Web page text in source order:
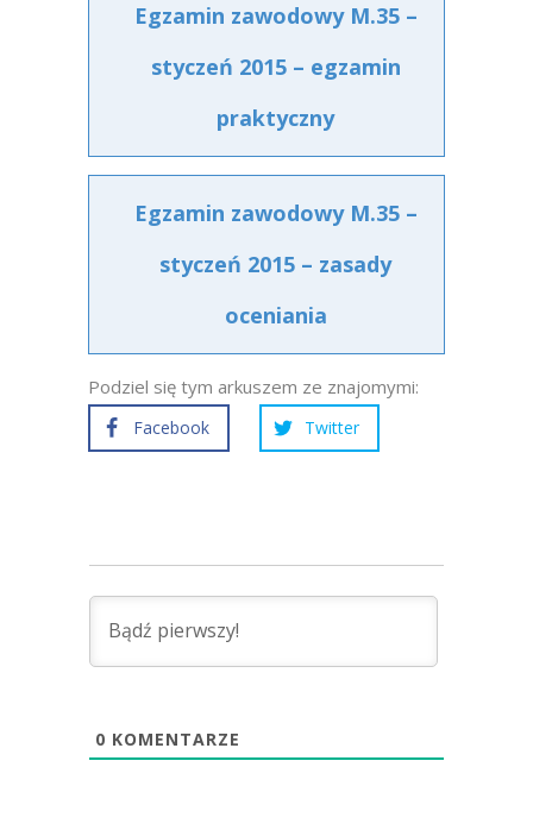
Egzamin zawodowy M.35 –
styczeń 2015 – egzamin
praktyczny
Egzamin zawodowy M.35 –
styczeń 2015 – zasady
oceniania
Podziel się tym arkuszem ze znajomymi:
Facebook Twitter
0 KOMENTARZE